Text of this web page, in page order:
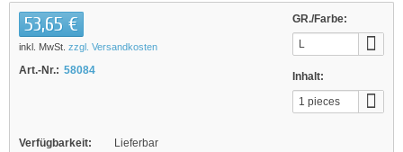
GR./Farbe:
L
Inhalt:
1 pieces
53,65 €
inkl. MwSt. zzgl. Versandkosten
Art.-Nr.: 58084
Verfügbarkeit: Lieferbar